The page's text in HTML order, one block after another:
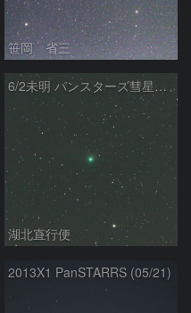
笹岡 省三
6/2未明 パンスターズ彗星（C/2013 X1）
湖北直行便
2013X1 PanSTARRS (05/21)